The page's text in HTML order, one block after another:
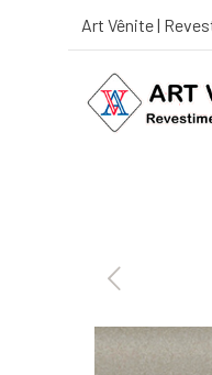
Art Vênite |